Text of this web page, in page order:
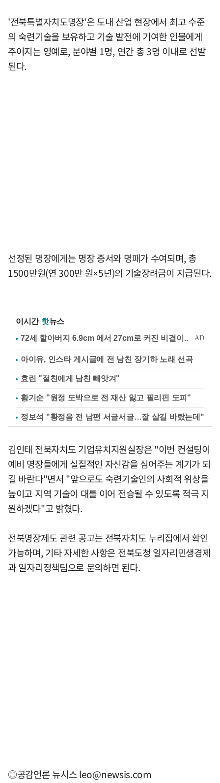
'전북특별자치도명장'은 도내 산업 현장에서 최고 수준
의 숙련기술을 보유하고 기술 발전에 기여한 인물에게
주어지는 영예로, 분야별 1명, 연간 총 3명 이내로 선발
된다.
선정된 명장에게는 명장 증서와 명패가 수여되며, 총
1500만원(연 300만 원×5년)의 기술장려금이 지급된다.
이시간 핫뉴스
아이유, 인스타 게시글에 전 남친 장기하 노래 선곡
효린 "절친에게 남친 빼앗겨"
황기순 "원정 도박으로 전 재산 잃고 필리핀 도피"
정보석 "황정음 전 남편 서글서글…잘 살길 바랐는데"
김인태 전북자치도 기업유치지원실장은 "이번 컨설팅이
예비 명장들에게 실질적인 자신감을 심어주는 계기가 되
길 바란다"면서 "앞으로도 숙련기술인의 사회적 위상을
높이고 지역 기술이 대를 이어 전승될 수 있도록 적극 지
원하겠다"고 밝혔다.
전북명장제도 관련 공고는 전북자치도 누리집에서 확인
가능하며, 기타 자세한 사항은 전북도청 일자리민생경제
과 일자리정책팀으로 문의하면 된다.
◎공감언론 뉴시스leo@newsis.com